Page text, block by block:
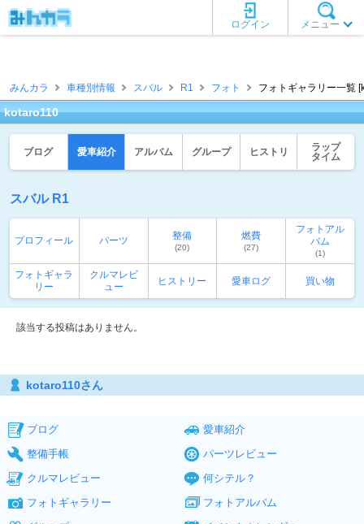
メニュー
ログイン
みんカラ 車種別情報 スバル R1 フォト フォトギャラリー一覧
kotaro110
ブログ 愛車紹介 アルバム グループ ヒストリ
ラップ
タイム
スバル R1
プロフィール パーツ 整備
(20)
燃費
(27)
フォトアル
バム
(1)
フォトギャラ
リー
クルマレビ
ュー
ヒストリー 愛車ログ 買い物
該当する投稿はありません。
kotaro110さん
ブログ
愛車紹介
整備手帳
パーツレビュー
クルマレビュー
何シテル？
フォトギャラリー
フォトアルバム